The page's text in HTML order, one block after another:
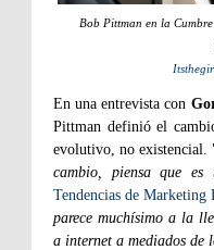
Bob Pittman en la
En una entrevista con
Pittman definió el
evolutivo, no existencial.
cambio, piensa que es
Tendencias de Marketing
parece muchísimo a la
a internet a mediados de